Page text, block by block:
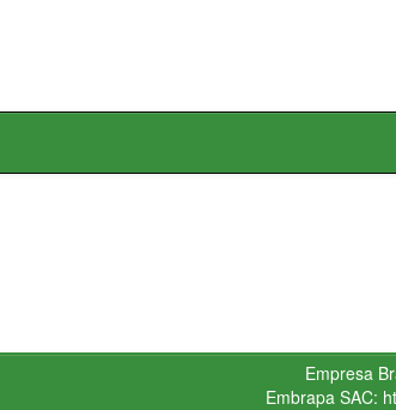
Empresa
Embrapa SAC: